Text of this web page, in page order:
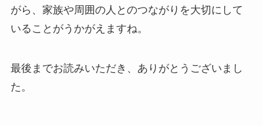
がら、家族や周囲の人とのつながりを大切にして
いることがうかがえますね。
最後までお読みいただき、ありがとうございまし
た。